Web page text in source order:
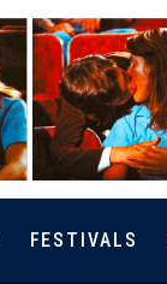
FESTIVALS